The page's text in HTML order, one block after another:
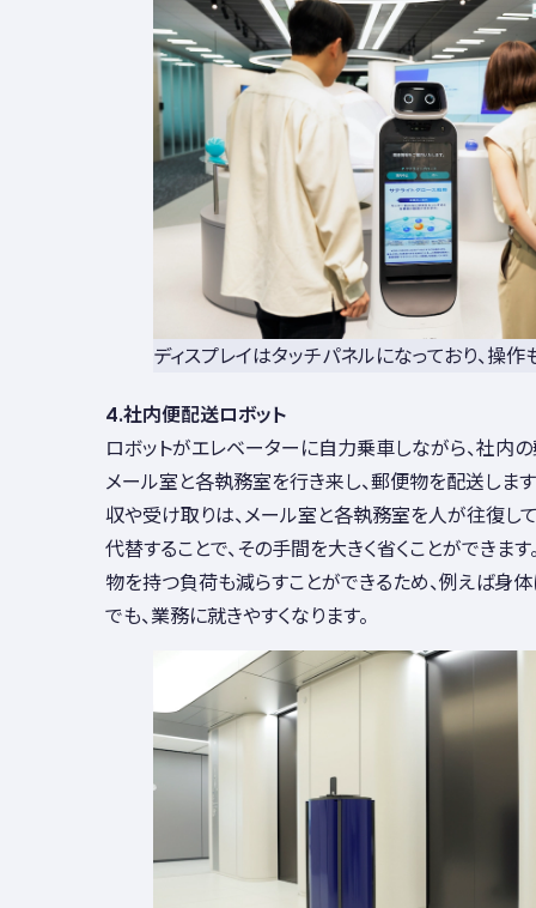
ディスプレイはタッチパネルになっており、操
4.社内便配送ロボット
ロボットがエレベーターに自力乗車しながら、社内
メール室と各執務室を行き来し、郵便物を配送しま
収や受け取りは、メール室と各執務室を人が往復し
代替することで、その手間を大きく省くことができます
物を持つ負荷も減らすことができるため、例えば身
でも、業務に就きやすくなります。